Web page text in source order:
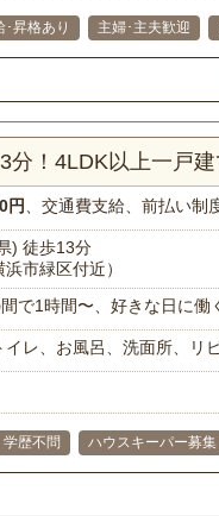
･昇格あり 主婦･主夫歓迎
！4LDK以上一戸
円 、交通費支給、前払い制
) 徒歩13分
浜市緑区付近）
で1時間〜、好きな日に
イレ、お風呂、洗面所、リ
学歴不問 ハウスキーパー募集